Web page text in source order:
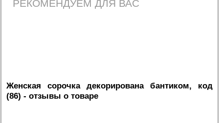
РЕКОМЕНДУЕМ ДЛЯ ВАС
Женская сорочка декорирована бантиком, код
(86) - отзывы о товаре